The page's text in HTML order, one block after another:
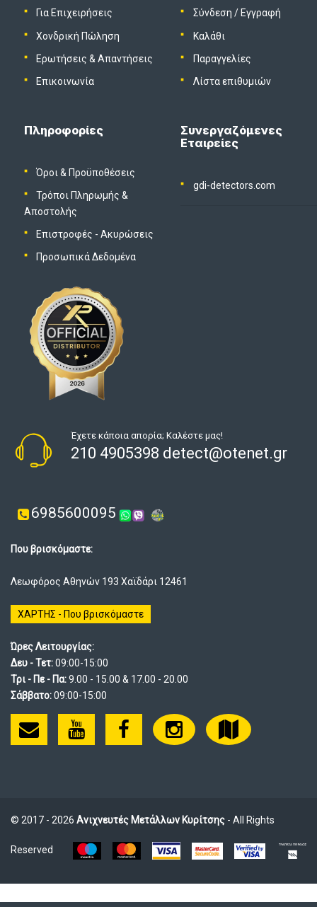
Για Επιχειρήσεις
Χονδρική Πώληση
Ερωτήσεις & Απαντήσεις
Επικοινωνία
Σύνδεση / Εγγραφή
Καλάθι
Παραγγελίες
Λίστα επιθυμιών
Πληροφορίες
Όροι & Προϋποθέσεις
Τρόποι Πληρωμής &
Αποστολής
Επιστροφές - Ακυρώσεις
Προσωπικά Δεδομένα
Συνεργαζόμενες
Εταιρείες
gdi-detectors.com
Έχετε κάποια απορία; Καλέστε μας!
210 4905398 detect@otenet.gr
6985600095
Που βρισκόμαστε:
Λεωφόρος Αθηνών 193 Χαϊδάρι 12461
ΧΑΡΤΗΣ - Που βρισκόμαστε
Ώρες Λειτουργίας:
Δευ - Τετ:09:00-15:00
Τρι - Πε - Πα:9.00 - 15.00 & 17.00 - 20.00
Σάββατο:09:00-15:00
© 2017 - 2026 Ανιχνευτές Μετάλλων Κυρίτσης - All Rights
Reserved